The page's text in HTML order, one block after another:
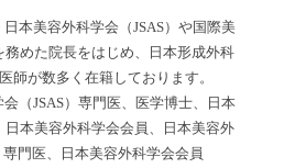
本美容外科学会（JSAS）や国際美
めた院長をはじめ、日本形成外科
師が数多く在籍しております。
（JSAS）専門医、医学博士、日本
日本美容外科学会会員、日本美容外
専門医、日本美容外科学会会員